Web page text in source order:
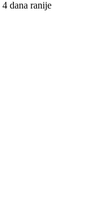
4 dana ranije